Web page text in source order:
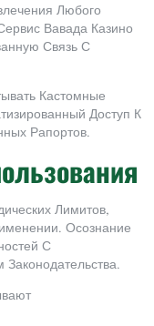
Любого
Вавада Казино
Связь С
Кастомные
Доступ К
Рапортов.
Лимитов,
Осознание
С